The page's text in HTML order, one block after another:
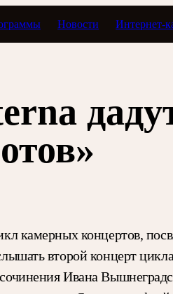
Новости Интернет-
камерных концертов,
второй концерт
Ивана